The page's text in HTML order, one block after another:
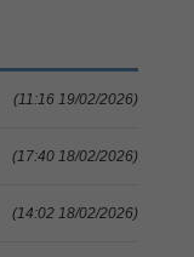
(11:16 19/02/2026)
(17:40 18/02/2026)
(14:02 18/02/2026)